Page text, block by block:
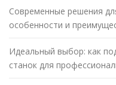
Современные решения
особенности и
Идеальный выбор: как
станок для